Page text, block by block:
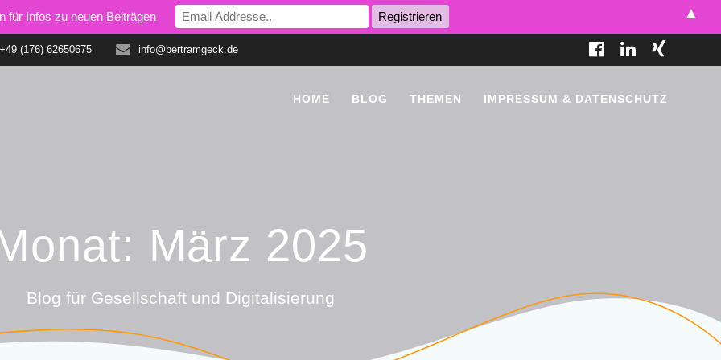
+49 (176) 62650675 info@bertramgeck.de
HOME BLOG THEMEN IMPRESSUM & DATENSCHUTZ
März 2025
Blog für Gesellschaft und Digitalisierung
für Infos zu neuen Beiträgen ▲